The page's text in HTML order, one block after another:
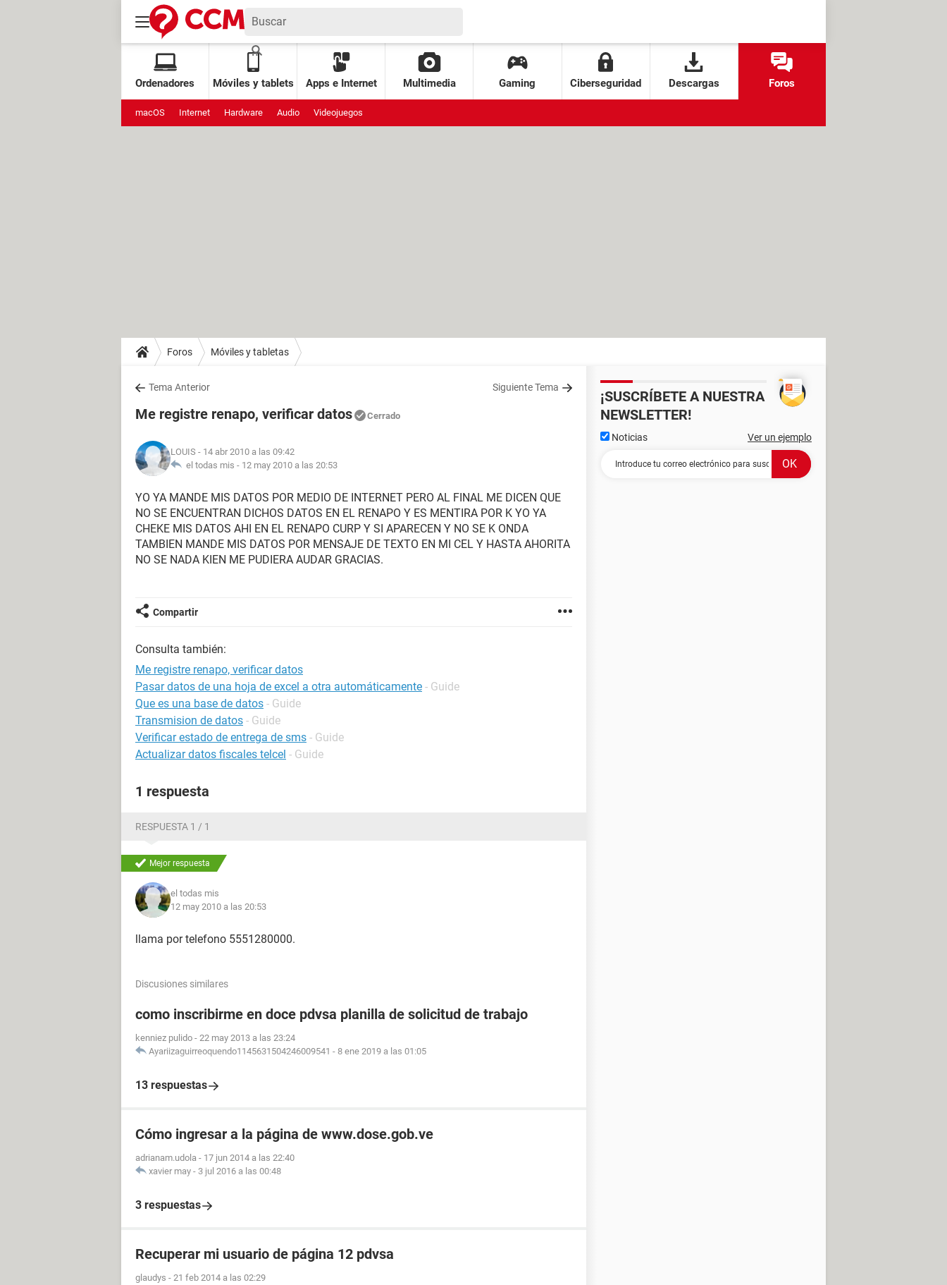
Ordenadores Móviles y tablets Apps e Internet Multimedia Gaming Ciberseguridad Descargas Foros
macOS Internet Hardware Audio Videojuegos
Foros Móviles y tabletas
Tema Anterior Siguiente Tema
Me registre renapo, verificar datos Cerrado
LOUIS - 14 abr 2010 a las 09:42
el todas mis - 12 may 2010 a las 20:53
YO YA MANDE MIS DATOS POR MEDIO DE INTERNET PERO AL FINAL ME DICEN QUE
NO SE ENCUENTRAN DICHOS DATOS EN EL RENAPO Y ES MENTIRA POR K YO YA
CHEKE MIS DATOS AHI EN EL RENAPO CURP Y SI APARECEN Y NO SE K ONDA
TAMBIEN MANDE MIS DATOS POR MENSAJE DE TEXTO EN MI CEL Y HASTA AHORITA
NO SE NADA KIEN ME PUDIERA AUDAR GRACIAS.
Compartir
Consulta también:
Me registre renapo, verificar datos
Pasar datos de una hoja de excel a otra automáticamente - Guide
Que es una base de datos - Guide
Transmision de datos - Guide
Verificar estado de entrega de sms - Guide
Actualizar datos fiscales telcel - Guide
1 respuesta
RESPUESTA 1 / 1
Mejor respuesta
el todas mis
12 may 2010 a las 20:53
llama por telefono 5551280000.
Discusiones similares
como inscribirme en doce pdvsa planilla de solicitud de trabajo
kenniez pulido - 22 may 2013 a las 23:24
Ayariizaguirreoquendo1145631504246009541 - 8 ene 2019 a las 01:05
13 respuestas
Cómo ingresar a la página de www.dose.gob.ve
adrianam.udola - 17 jun 2014 a las 22:40
xavier may - 3 jul 2016 a las 00:48
3 respuestas
Recuperar mi usuario de página 12 pdvsa
glaudys - 21 feb 2014 a las 02:29
¡SUSCRÍBETE A NUESTRA
NEWSLETTER!
Noticias Ver un ejemplo